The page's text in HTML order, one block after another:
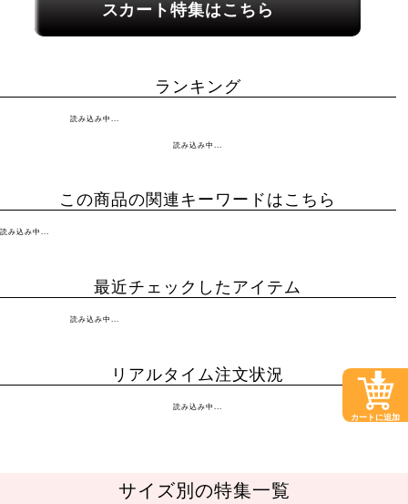
スカート特集はこちら
ランキング
読み込み中...
読み込み中...
この商品の関連キーワードはこちら
読み込み中...
最近チェックしたアイテム
読み込み中...
リアルタイム注文状況
読み込み中...
サイズ別の特集一覧
カートに追加